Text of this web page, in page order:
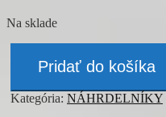
Na sklade
Náhrdelník
ZÁHNEDA
Pridať do košíka
Kategória: NÁHRDELNÍKY